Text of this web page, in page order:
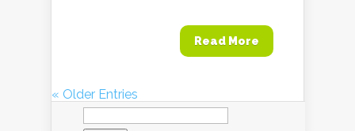
Read More
« Older Entries
Szukaj: